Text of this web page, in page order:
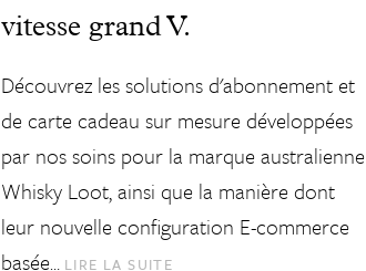
vitesse grand V.
Découvrez les solutions d'abonnement et
de carte cadeau sur mesure développées
par nos soins pour la marque australienne
Whisky Loot, ainsi que la manière dont
leur nouvelle configuration E-commerce
basée… LIRE LA SUITE